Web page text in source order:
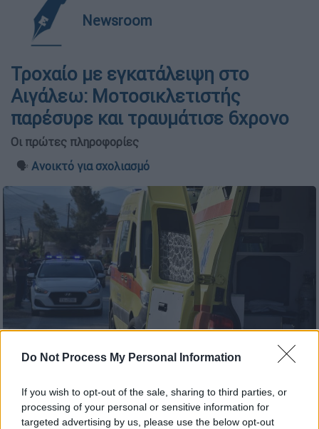
Do Not Process My Personal Information
If you wish to opt-out of the sale, sharing to third parties, or
processing of your personal or sensitive information for
targeted advertising by us, please use the below opt-out
Newsroom
Τροχαίο με εγκατάλειψη στο
Αιγάλεω: Μοτοσικλετιστής
παρέσυρε και τραυμάτισε 6χρονο
Οι πρώτες πληροφορίες
🗣️ Ανοικτό για σχολιασμό